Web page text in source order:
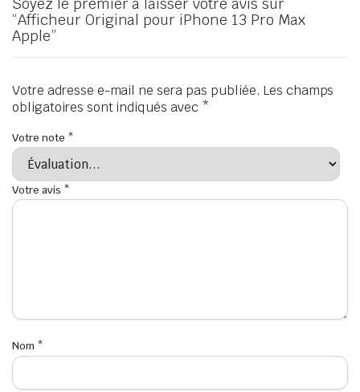
“Afficheur Original pour iPhone 13 Pro Max
Apple”
Votre adresse e-mail ne sera pas publiée. Les champs
obligatoires sont indiqués avec *
Votre note *
Votre avis *
Nom *